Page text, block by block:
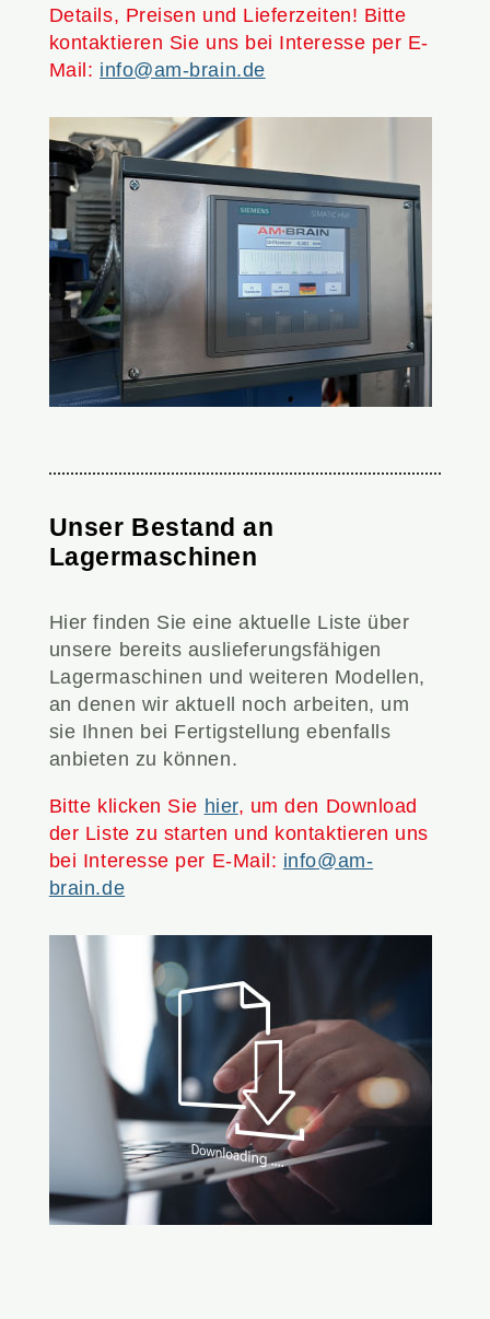
Details, Preisen und Lieferzeiten! Bitte
kontaktieren Sie uns bei Interesse per E-
Mail: info@am-brain.de
Unser Bestand an
Lagermaschinen
Hier finden Sie eine aktuelle Liste über
unsere bereits auslieferungsfähigen
Lagermaschinen und weiteren Modellen,
an denen wir aktuell noch arbeiten, um
sie Ihnen bei Fertigstellung ebenfalls
anbieten zu können.
Bitte klicken Sie hier, um den Download
der Liste zu starten und kontaktieren uns
bei Interesse per E-Mail: info@am-
brain.de